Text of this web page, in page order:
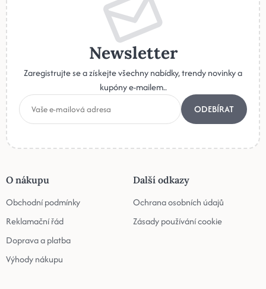
Newsletter
Zaregistrujte se a získejte všechny nabídky, trendy novinky a
kupóny e-mailem..
ODEBÍRAT
O nákupu
Obchodní podmínky
Reklamační řád
Doprava a platba
Výhody nákupu
Další odkazy
Ochrana osobních údajů
Zásady používání cookie